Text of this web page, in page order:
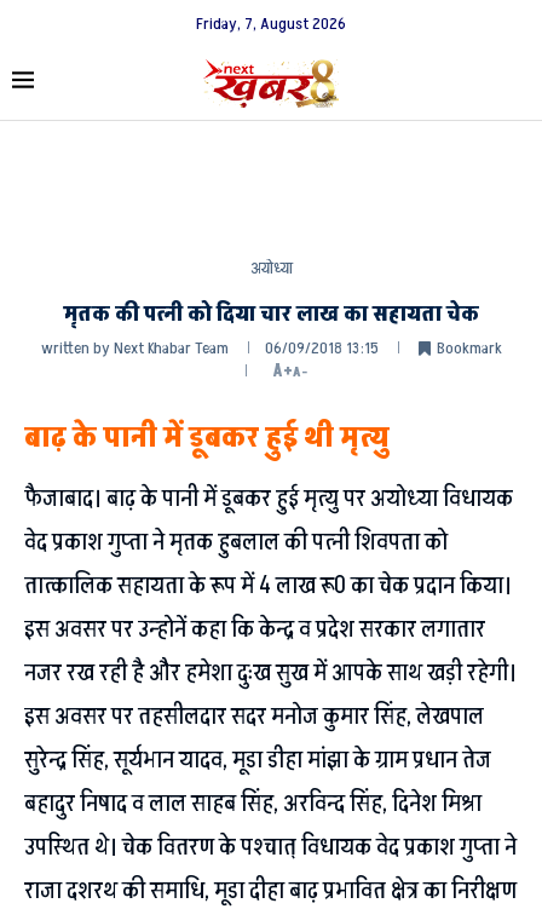
Friday, 7, August 2026
अयोध्या
मृतक की पत्नी को दिया चार लाख का सहायता चेक
written byNext Khabar Team 06/09/2018 13:15
Bookmark
A+A-
बाढ़ के पानी में डूबकर हुई थी मृत्यु
फैजाबाद। बाढ़ के पानी में डूबकर हुई मृत्यु पर अयोध्या विधायक
वेद प्रकाश गुप्ता ने मृतक हुबलाल की पत्नी शिवपता को
तात्कालिक सहायता के रूप में 4 लाख रू0 का चेक प्रदान किया।
इस अवसर पर उन्होनें कहा कि केन्द्र व प्रदेश सरकार लगातार
नजर रख रही है और हमेशा दुःख सुख में आपके साथ खड़ी रहेगी।
इस अवसर पर तहसीलदार सदर मनोज कुमार सिंह, लेखपाल
सुरेन्द्र सिंह, सूर्यभान यादव, मूडा डीहा मांझा के ग्राम प्रधान तेज
बहादुर निषाद व लाल साहब सिंह, अरविन्द सिंह, दिनेश मिश्रा
उपस्थित थे। चेक वितरण के पश्चात् विधायक वेद प्रकाश गुप्ता ने
राजा दशरथ की समाधि, मूडा दीहा बाढ़ प्रभावित क्षेत्र का निरीक्षण